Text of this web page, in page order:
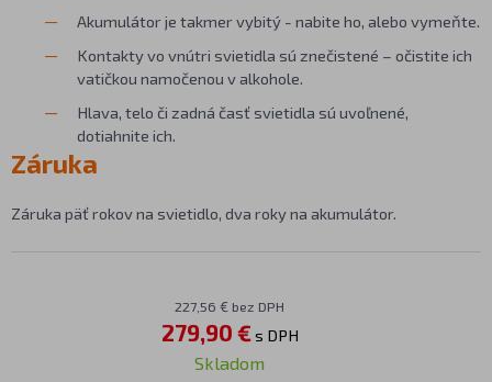
Akumulátor je takmer vybitý - nabite ho, alebo vymeňte.
Kontakty vo vnútri svietidla sú znečistené – očistite ich
vatičkou namočenou v alkohole.
Hlava, telo či zadná časť svietidla sú uvoľnené,
dotiahnite ich.
Záruka
Záruka päť rokov na svietidlo, dva roky na akumulátor.
227,56 € bez DPH
279,90 €s DPH
Skladom